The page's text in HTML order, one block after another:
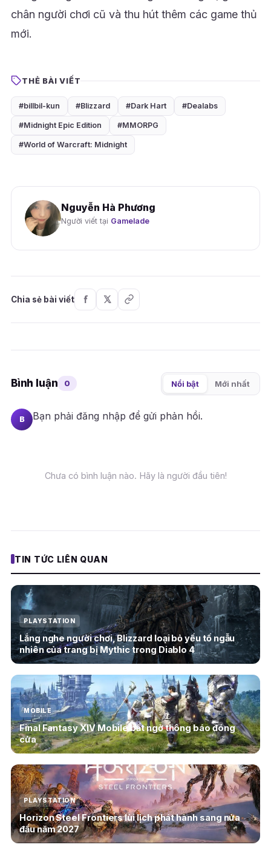
chân người chơi cũ và thu hút thêm các game thủ
mới.
THẺ BÀI VIẾT
#billbil-kun #Blizzard #Dark Hart #Dealabs
#Midnight Epic Edition #MMORPG
#World of Warcraft: Midnight
Nguyễn Hà Phương
Người viết tại Gamelade
Chia sẻ bài viết
Bình luận 0 Nổi bật Mới nhất
B Bạn phải đăng nhập để gửi phản hồi.
Chưa có bình luận nào. Hãy là người đầu tiên!
TIN TỨC LIÊN QUAN
PLAYSTATION
Lắng nghe người chơi, Blizzard loại bỏ yếu tố ngẫu
nhiên của trang bị Mythic trong Diablo 4
MOBILE
Final Fantasy XIV Mobile bất ngờ thông báo đóng
cửa
PLAYSTATION
Horizon Steel Frontiers lùi lịch phát hành sang nửa
đầu năm 2027